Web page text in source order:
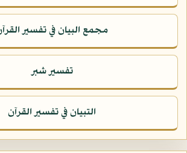
مجمع البيان في تفسير
تفسير شبر
التبيان في تفسير القرآن